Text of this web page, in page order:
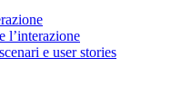
l’interazione
e user stories